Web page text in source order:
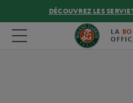
DÉCOUVREZ LES
Toggle navigation LA